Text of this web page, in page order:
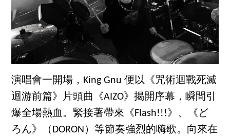
演唱會一開場，King Gnu 便以《咒術迴戰死滅
迴游前篇》片頭曲《AIZO》揭開序幕，瞬間引
爆全場熱血。緊接著帶來《Flash!!!》、《ど
ろん》（DORON）等節奏強烈的嗨歌。向來在